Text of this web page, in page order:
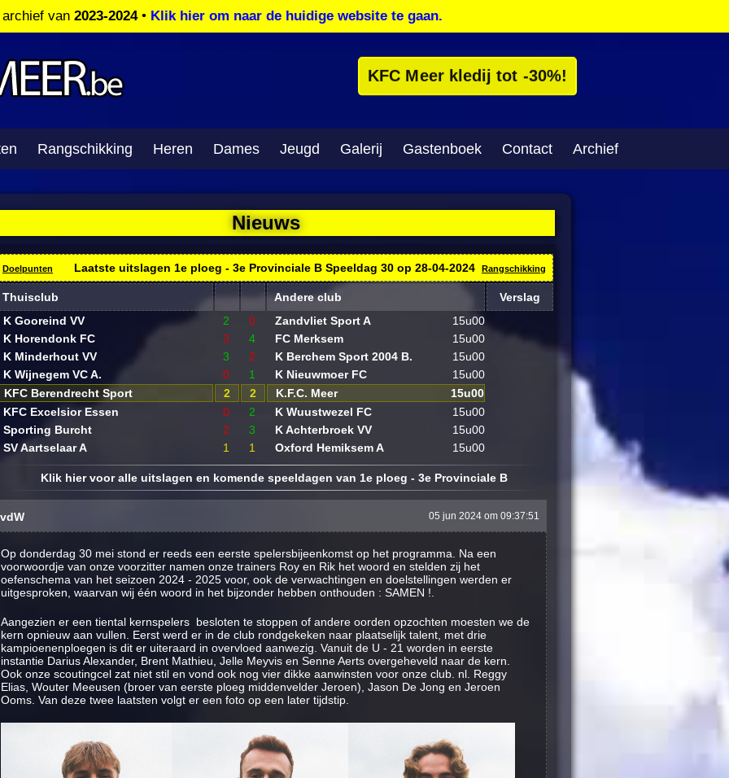
van 2023-2024• Klik hier om naar de huidige website te gaan.
KFC Meer kledij tot -30%!
Rangschikking Heren Dames Jeugd Galerij Gastenboek Contact Archief
Nieuws
Doelpunten Laatste uitslagen 1e ploeg - 3e Provinciale B Speeldag 30op 28-04-2024 Rangschikking
Thuisclub Andere club
Verslag
K Gooreind VV
2 0 Zandvliet Sport A
15u00
K Horendonk FC
3 4 FC Merksem
15u00
K Minderhout VV
3 2 K Berchem Sport 2004 B.
15u00
K Wijnegem VC A.
0 1 K Nieuwmoer FC
15u00
KFC Berendrecht Sport
2 2 K.F.C. Meer
15u00
KFC Excelsior Essen
0 2 K Wuustwezel FC
15u00
Sporting Burcht
2 3 K Achterbroek VV
15u00
SV Aartselaar A
1 1 Oxford Hemiksem A 15u00
Klik hier voor alle uitslagen en komende speeldagen van 1e ploeg - 3e Provinciale B
05 jun 2024 om 09:37:51
Op donderdag 30 mei stond er reeds een eerste spelersbijeenkomst op het programma. Na een
voorwoordje van onze voorzitter namen onze trainers Roy en Rik het woord en stelden zij het
oefenschema van het seizoen 2024 - 2025 voor, ook de verwachtingen en doelstellingen werden er
uitgesproken, waarvan wij één woord in het bijzonder hebben onthouden : SAMEN !.
Aangezien er een tiental kernspelers besloten te stoppen of andere oorden opzochten moesten we de
kern opnieuw aan vullen. Eerst werd er in de club rondgekeken naar plaatselijk talent, met drie
kampioenenploegen is dit er uiteraard in overvloed aanwezig. Vanuit de U - 21 worden in eerste
instantie Darius Alexander, Brent Mathieu, Jelle Meyvis en Senne Aerts overgeheveld naar de kern.
Ook onze scoutingcel zat niet stil en vond ook nog vier dikke aanwinsten voor onze club. nl. Reggy
Elias, Wouter Meeusen (broer van eerste ploeg middenvelder Jeroen), Jason De Jong en Jeroen
Ooms. Van deze twee laatsten volgt er een foto op een later tijdstip.